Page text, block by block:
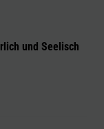
und Seelisch